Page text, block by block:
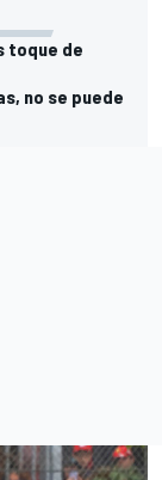
toque de
no se puede